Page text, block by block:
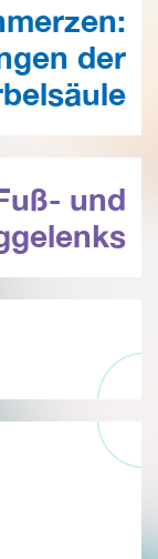
der
und